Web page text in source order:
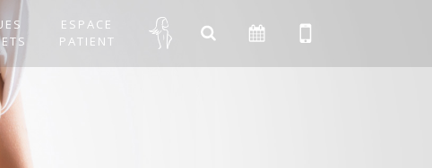
ESPACE
PATIENT